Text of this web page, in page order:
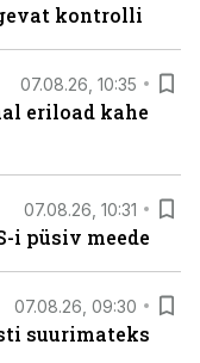
kontrolli
07.08.26, 10:35
eriload kahe
07.08.26, 10:31
i püsiv meede
07.08.26, 09:30
suurimateks